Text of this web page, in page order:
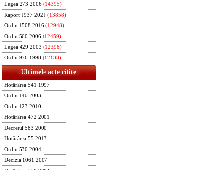
Legea 273 2006 (14395)
Raport 1937 2021 (13858)
Ordin 1508 2016 (12948)
Ordin 560 2006 (12459)
Legea 429 2003 (12398)
Ordin 976 1998 (12133)
Ultimele acte citite
Hotărârea 541 1997
Ordin 140 2003
Ordin 123 2010
Hotărârea 472 2001
Decretul 583 2000
Hotărârea 55 2013
Ordin 530 2004
Decizia 1061 2007